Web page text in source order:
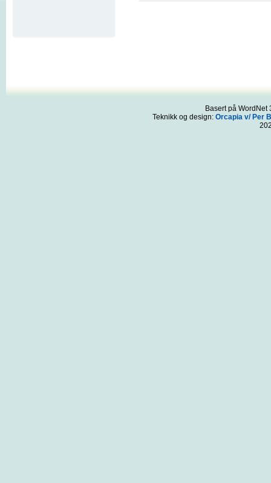
Basert på
Teknikk og design: Orcapia v/ Per